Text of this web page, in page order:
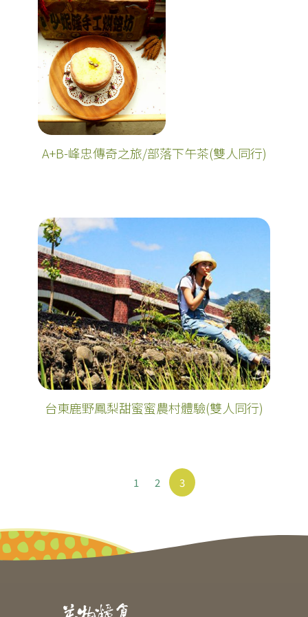
A+B-峰忠傳奇之旅/部落下午茶(雙人同行)
台東鹿野鳳梨甜蜜蜜農村體驗(雙人同行)
1 2 3